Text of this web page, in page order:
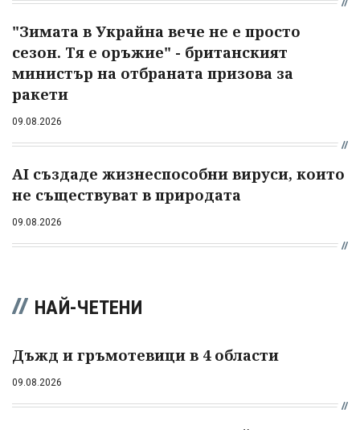
"Зимата в Украйна вече не е просто
сезон. Тя е оръжие" - британският
министър на отбраната призова за
ракети
09.08.2026
AI създаде жизнеспособни вируси, които
не съществуват в природата
09.08.2026
НАЙ-ЧЕТЕНИ
Дъжд и гръмотевици в 4 области
09.08.2026